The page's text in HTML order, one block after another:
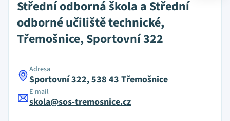
Střední odborná škola a Střední
odborné učiliště technické,
Třemošnice, Sportovní 322
Adresa
Sportovní 322, 538 43 Třemošnice
E-mail
skola@sos-tremosnice.cz